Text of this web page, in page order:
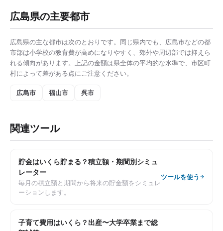
広島県の主要都市
広島県の主な都市は次のとおりです。同じ県内でも、 広島市などの都
市部は小学校の教育費が高めになりやすく、郊外や周辺部では抑えら
れる傾向があります。上記の金額は県全体の平均的な水準で、市区町
村によって差がある点にご注意ください。
広島市 福山市 呉市
関連ツール
貯金はいくら貯まる？積立額・期間別シミュ
レーター
毎月の積立額と期間から将来の貯金額をシミュレ
ーションします。
ツールを使う
子育て費用はいくら？出産〜大学卒業まで総